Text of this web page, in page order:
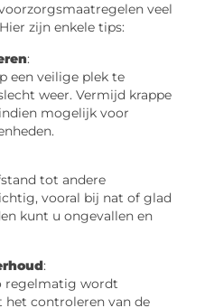
veel
zijn enkele tips:
:
een veilige plek te
weer. Vermijd krappe
mogelijk voor
tot andere
vooral bij nat of glad
kunt u ongevallen en
:
regelmatig wordt
controleren van de